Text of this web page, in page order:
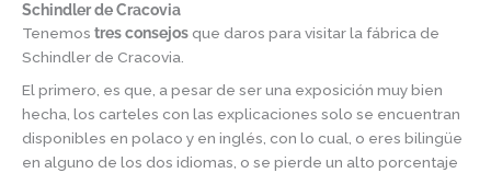
Schindler de Cracovia
Tenemos tres consejos que daros para visitar la fábrica de
Schindler de Cracovia.
El primero, es que, a pesar de ser una exposición muy bien
hecha, los carteles con las explicaciones solo se encuentran
disponibles en polaco y en inglés, con lo cual, o eres bilingüe
en alguno de los dos idiomas, o se pierde un alto porcentaje